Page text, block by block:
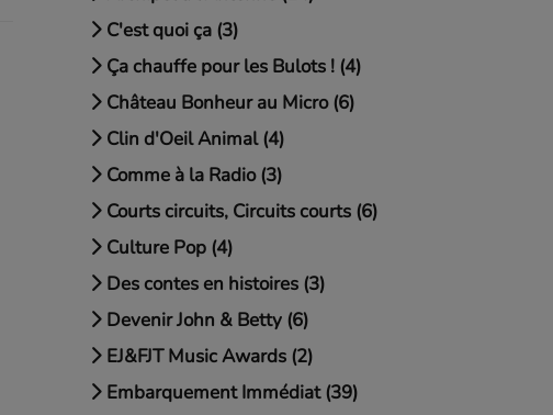
C'est quoi ça (3)
Ça chauffe pour les Bulots ! (4)
Château Bonheur au Micro (6)
Clin d'Oeil Animal (4)
Comme à la Radio (3)
Courts circuits, Circuits courts (6)
Culture Pop (4)
Des contes en histoires (3)
Devenir John & Betty (6)
EJ&FJT Music Awards (2)
Embarquement Immédiat (39)